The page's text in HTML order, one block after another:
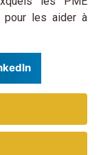
les aider à